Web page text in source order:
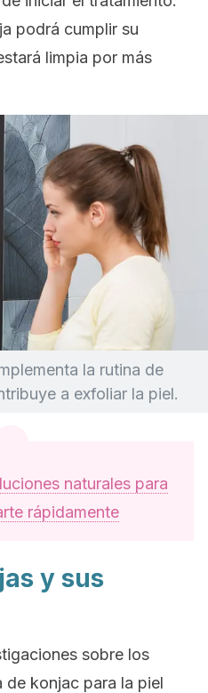
podrá cumplir su
limpia por más
la rutina de
a exfoliar la piel.
naturales para
rápidamente
y sus
sobre los
konjac para la piel